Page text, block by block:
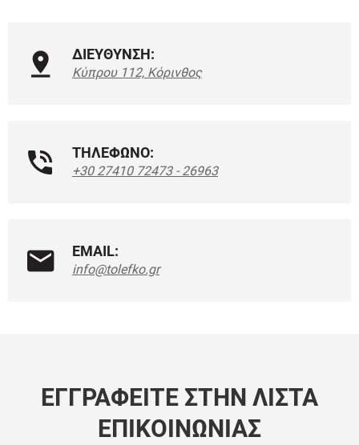
ΔΙΕΥΘΥΝΣΗ:
Κύπρου 112, Κόρινθος
ΤΗΛΕΦΩΝΟ:
+30 27410 72473 - 26963
EMAIL:
info@tolefko.gr
ΕΓΓΡΑΦΕΊΤΕ ΣΤΗΝ ΛΊΣΤΑ
ΕΠΙΚΟΙΝΩΝΊΑΣ